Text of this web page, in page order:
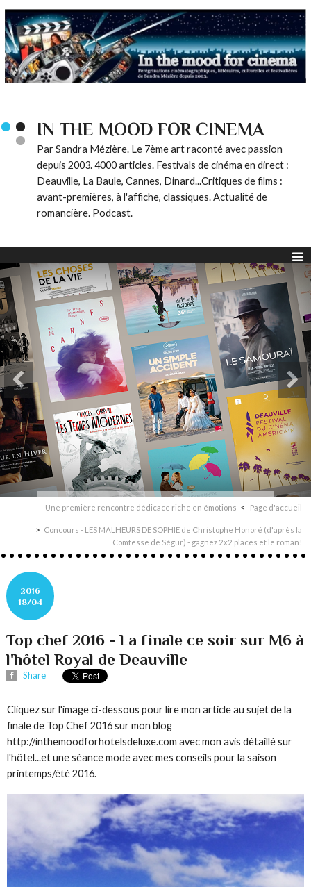
IN THE MOOD FOR CINEMA
Par Sandra Mézière. Le 7ème art raconté avec passion
depuis 2003. 4000 articles. Festivals de cinéma en direct :
Deauville, La Baule, Cannes, Dinard...Critiques de films :
avant-premières, à l'affiche, classiques. Actualité de
romancière. Podcast.
Une première rencontre dédicace riche en émotions Page d'accueil
Concours - LES MALHEURS DE SOPHIE de Christophe Honoré (d'après la
Comtesse de Ségur) - gagnez 2x2 places et le roman!
2016
18/04
Top chef 2016 - La finale ce soir sur M6 à
l'hôtel Royal de Deauville
Share
Cliquez sur l'image ci-dessous pour lire mon article au sujet de la
finale de Top Chef 2016 sur mon blog
http://inthemoodforhotelsdeluxe.com avec mon avis détaillé sur
l'hôtel...et une séance mode avec mes conseils pour la saison
printemps/été 2016.